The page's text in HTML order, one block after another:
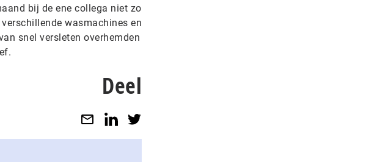
bij de ene collega niet zo
wasmachines en
snel versleten overhemden
Deel